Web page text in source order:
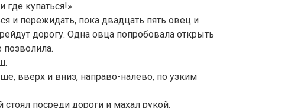
купаться!»
и пережидать, пока двадцать пять овец и
дорогу. Одна овца попробовала открыть
позволила.
вверх и вниз, направо-налево, по узким
посреди дороги и махал рукой.